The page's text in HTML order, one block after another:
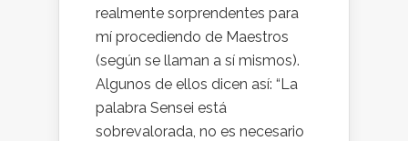
realmente sorprendentes para
mí procediendo de Maestros
(según se llaman a sí mismos).
Algunos de ellos dicen así: “La
palabra Sensei está
sobrevalorada, no es necesario